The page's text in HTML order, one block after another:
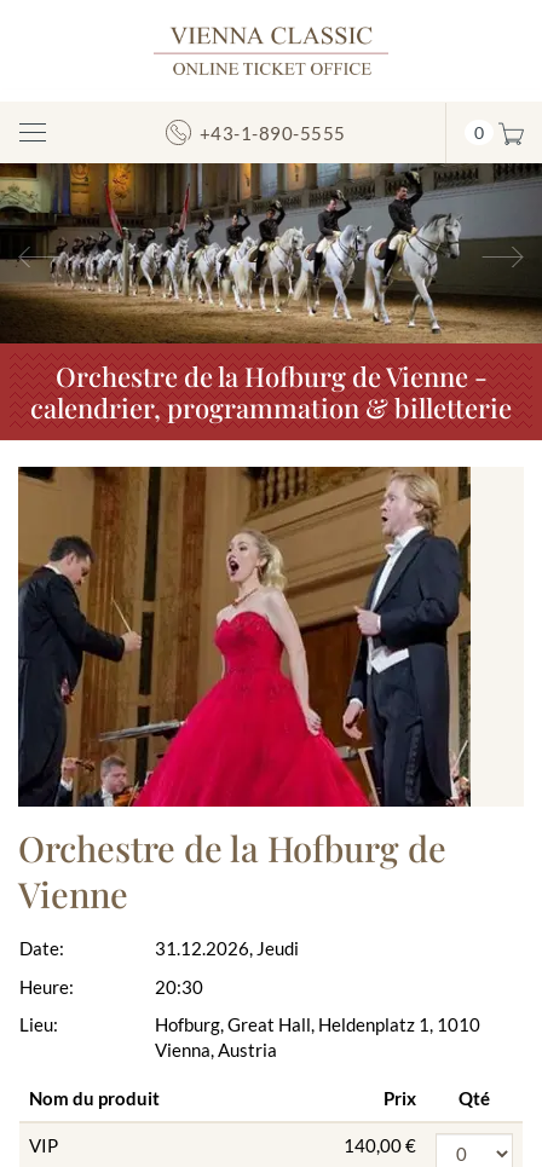
Afficher/masquer
la
navigation
+43-1-890-5555 0
Précédent
Orchestre de la Hofburg de Vienne -
calendrier, programmation & billetterie
Orchestre de la Hofburg de
Vienne
Date:
Heure:
Lieu:
31.12.2026, Jeudi
20:30
Hofburg, Great Hall, Heldenplatz 1, 1010
Vienna, Austria
Nom du produit Prix Qté
VIP 140,00 €